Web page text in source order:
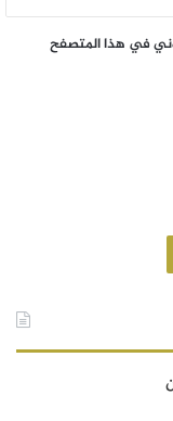
في هذا المتصفح